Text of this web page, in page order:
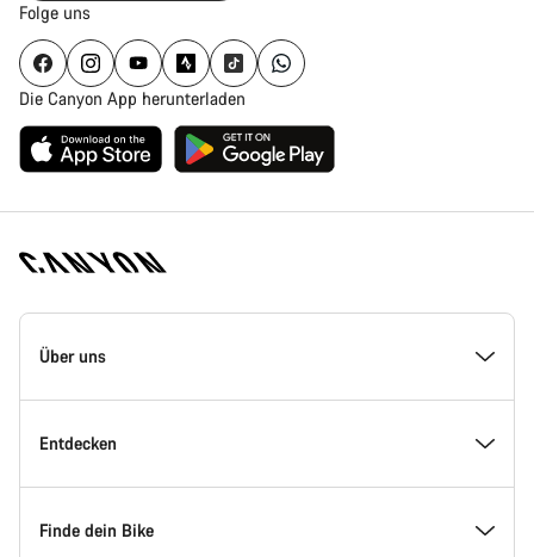
Folge uns
Die Canyon App herunterladen
Canyon
Homepage
Über uns
Inside Canyon
Innovation bei Canyon
Entdecken
Events
Finde dein Bike